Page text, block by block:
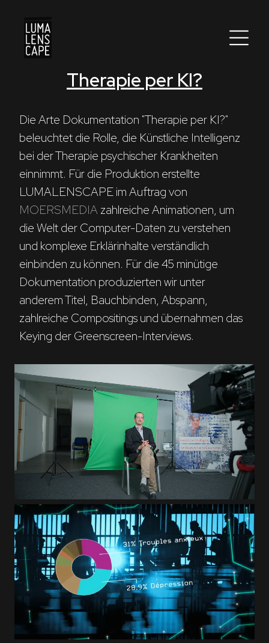
Production / Services
About
DEU ENG Search
Therapie per KI?
Die Arte Dokumentation "Therapie per KI?"
beleuchtet die Rolle, die Künstliche Intelligenz
bei der Therapie psychischer Krankheiten
einnimmt. Für die Produktion erstellte
MOERSMEDIA zahlreiche Animationen, um
die Welt der Computer-Daten zu verstehen
und komplexe Erklärinhalte verständlich
einbinden zu können. Für die 45 minütige
Dokumentation produzierten wir unter
anderem Titel, Bauchbinden, Abspann,
zahlreiche Compositings und übernahmen das
Keying der Greenscreen-Interviews.